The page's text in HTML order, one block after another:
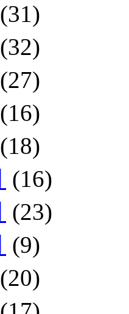
(31)
(32)
(27)
(16)
(18)
(16)
(23)
(9)
(20)